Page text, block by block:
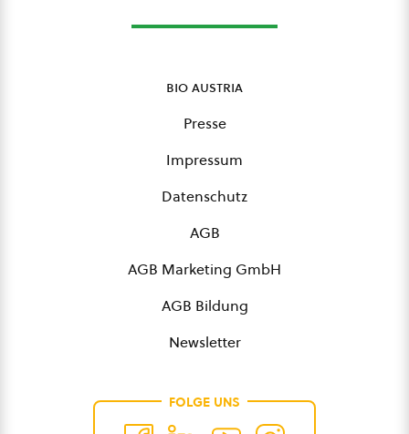
bio austria
Presse
Impressum
Datenschutz
AGB
AGB Marketing GmbH
AGB Bildung
Newsletter
FOLGE UNS